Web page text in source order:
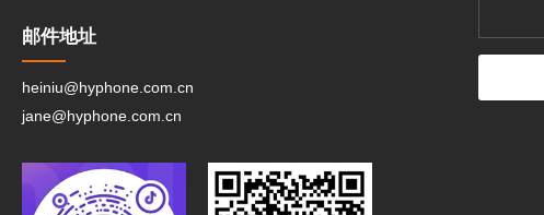
邮件地址
heiniu@hyphone.com.cn
jane@hyphone.com.cn